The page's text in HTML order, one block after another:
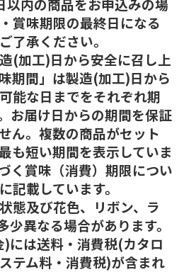
賞味期限の最終日になる
了承ください。
(加工)日から安全に召し上
期間」は製造(加工)日から
能な日までをそれぞれ期
お届け日からの期間を保証
ん。複数の商品がセット
も短い期間を表示していま
く賞味（消費）期限につい
記載しています。
態及び花色、リボン、ラ
異なる場合があります。
には送料・消費税(カタロ
テム料・消費税)が含まれ